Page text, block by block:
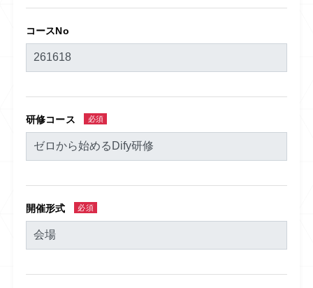
コースNo
研修コース 必須
開催形式 必須